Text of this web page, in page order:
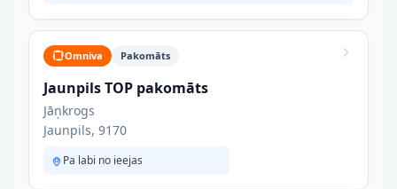
Omniva Pakomāts
Jaunpils TOP pakomāts
Jāņkrogs
Jaunpils, 9170
Pa labi no ieejas